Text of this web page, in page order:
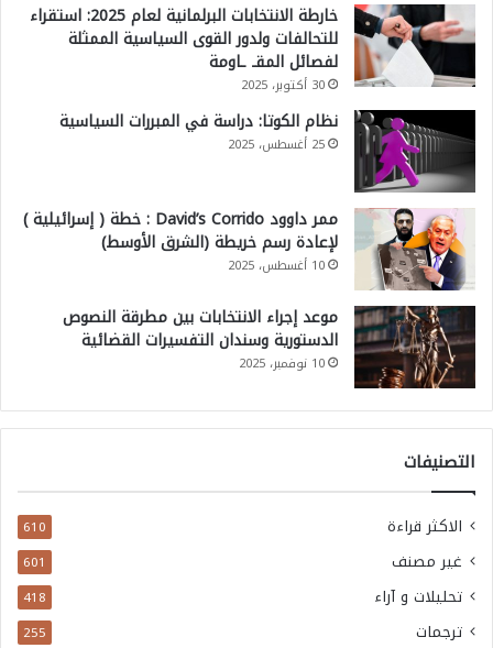
خارطة الانتخابات البرلمانية لعام 2025: استقراء
للتحالفات ولدور القوى السياسية الممثلة
لفصائل المقـ ـاومة
30 أكتوبر، 2025
نظام الكوتا: دراسة في المبررات السياسية
25 أغسطس، 2025
ممر داوود David’s Corrido : خطة ( إسرائيلية )
لإعادة رسم خريطة (الشرق الأوسط)
10 أغسطس، 2025
موعد إجراء الانتخابات بين مطرقة النصوص
الدستورية وسندان التفسيرات القضائية
10 نوفمبر، 2025
التصنيفات
الاكثر قراءة 610
غير مصنف 601
تحليلات و آراء 418
ترجمات 255